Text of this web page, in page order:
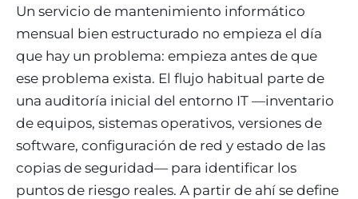
Un servicio de mantenimiento informático
mensual bien estructurado no empieza el día
que hay un problema: empieza antes de que
ese problema exista. El flujo habitual parte de
una auditoría inicial del entorno IT —inventario
de equipos, sistemas operativos, versiones de
software, configuración de red y estado de las
copias de seguridad— para identificar los
puntos de riesgo reales. A partir de ahí se define